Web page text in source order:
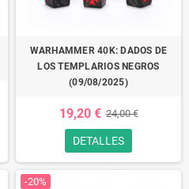
WARHAMMER 40K: DADOS DE
LOS TEMPLARIOS NEGROS
(09/08/2025)
19,20 € 24,00 €
DETALLES
-20%